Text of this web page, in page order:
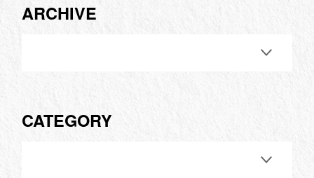
ARCHIVE
CATEGORY